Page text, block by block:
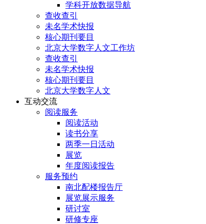
学科开放数据导航
查收查引
未名学术快报
核心期刊要目
北京大学数字人文工作坊
查收查引
未名学术快报
核心期刊要目
北京大学数字人文
互动交流
阅读服务
阅读活动
读书分享
两季一日活动
展览
年度阅读报告
服务预约
南北配楼报告厅
展览展示服务
研讨室
研修专座